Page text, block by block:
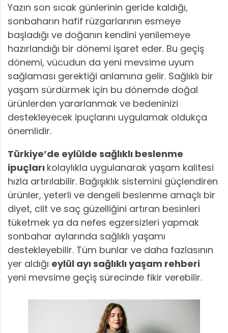
Yazın son sıcak günlerinin geride kaldığı,
sonbaharın hafif rüzgarlarının esmeye
başladığı ve doğanın kendini yenilemeye
hazırlandığı bir dönemi işaret eder. Bu geçiş
dönemi, vücudun da yeni mevsime uyum
sağlaması gerektiği anlamına gelir. Sağlıklı bir
yaşam sürdürmek için bu dönemde doğal
ürünlerden yararlanmak ve bedeninizi
destekleyecek ipuçlarını uygulamak oldukça
önemlidir.
Türkiye’de eylülde sağlıklı beslenme
ipuçları kolaylıkla uygulanarak yaşam kalitesi
hızla artırılabilir. Bağışıklık sistemini güçlendiren
ürünler, yeterli ve dengeli beslenme amaçlı bir
diyet, cilt ve saç güzelliğini artıran besinleri
tüketmek ya da nefes egzersizleri yapmak
sonbahar aylarında sağlıklı yaşamı
destekleyebilir. Tüm bunlar ve daha fazlasının
yer aldığı eylül ayı sağlıklı yaşam rehberi
yeni mevsime geçiş sürecinde fikir verebilir.